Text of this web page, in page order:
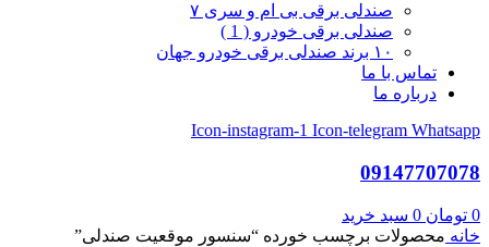
صندلی برقی بی ام و سری ۷
صندلی برقی خودرو ( 1 )
۱۰ برند صندلی برقی خودرو جهان
تماس با ما
درباره ما
Icon-instagram-1 Icon-telegram Whatsapp
09147707078
0 تومان 0 سبد خرید
خانه محصولات برچسب خورده “سنسور موقعیت صندلی”